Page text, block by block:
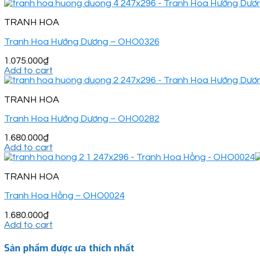
TRANH HOA
Tranh Hoa Hướng Dương – OHO0326
1.075.000₫
Add to cart
TRANH HOA
Tranh Hoa Hướng Dương – OHO0282
1.680.000₫
Add to cart
TRANH HOA
Tranh Hoa Hồng – OHO0024
1.680.000₫
Add to cart
Sản phẩm được ưa thích nhất